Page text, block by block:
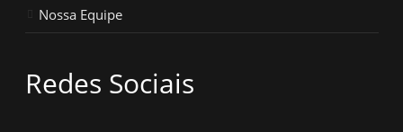
Nossa Equipe
Redes Sociais